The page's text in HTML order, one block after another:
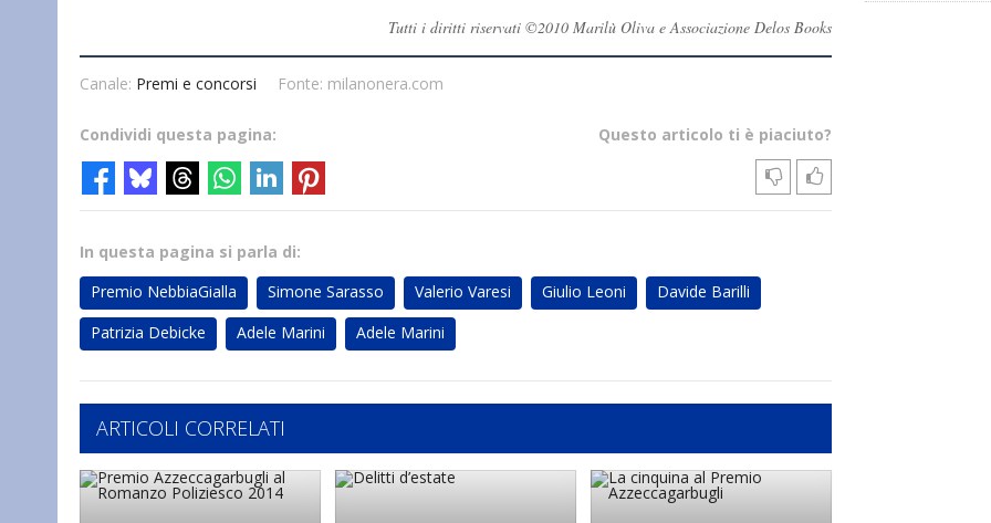
Tutti i diritti riservati ©2010 Marilù Oliva e Associazione Delos Books
Canale: Premi e concorsi Fonte: milanonera.com
Questo articolo ti è piaciuto?
Condividi questa pagina:
In questa pagina si parla di:
Premio NebbiaGialla
Simone Sarasso Valerio Varesi Giulio Leoni
Davide Barilli
Patrizia Debicke
Adele Marini Adele Marini
ARTICOLI CORRELATI